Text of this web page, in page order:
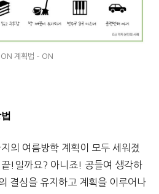
계획법 - ON
의 여름방학 계획이 모두 세워졌
!일까요? 아니죠! 공들여 생각하
결심을 유지하고 계획을 이루어나